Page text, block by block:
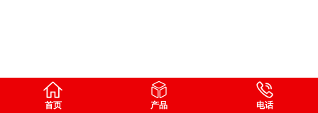
首页 产品 电话